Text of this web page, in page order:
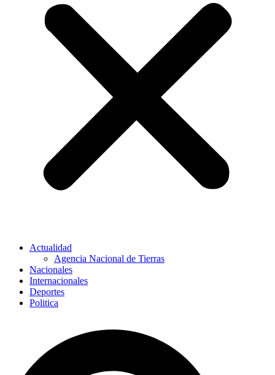
Actualidad
Agencia Nacional de Tierras
Nacionales
Internacionales
Deportes
Politica